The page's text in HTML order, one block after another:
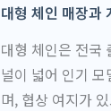
대형 체인 매장과
대형 체인은 전국
널이 넓어 인기
며, 협상 여지가